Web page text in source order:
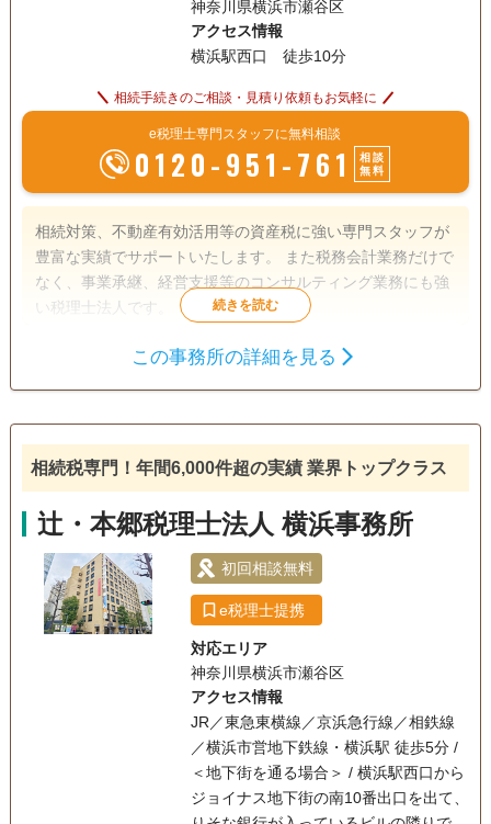
神奈川県横浜市瀬谷区
アクセス情報
横浜駅西口 徒歩10分
相続手続きのご相談・見積り依頼もお気軽に
e税理士専門スタッフに無料相談
0120-951-761
相談
無料
相続対策、不動産有効活用等の資産税に強い専門スタッフが
豊富な実績でサポートいたします。 また税務会計業務だけで
なく、事業承継、経営支援等のコンサルティング業務にも強
い税理士法人です。
生前贈与
相続税対策 相続人調査
この事務所の詳細を見る
相続税専門！年間6,000件超の実績 業界トップクラス
辻・本郷税理士法人 横浜事務所
初回相談無料
e税理士提携
対応エリア
神奈川県横浜市瀬谷区
アクセス情報
JR／東急東横線／京浜急行線／相鉄線
／横浜市営地下鉄線・横浜駅 徒歩5分 /
＜地下街を通る場合＞ / 横浜駅西口から
ジョイナス地下街の南10番出口を出て、